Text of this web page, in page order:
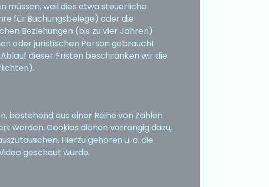
weil dies etwa steuerliche
für Buchungsbelege) oder die
Beziehungen (bis zu vier Jahren)
oder juristischen Person gebraucht
dieser Fristen beschränken wir die
bestehend aus einer Reihe von Zahlen
werden. Cookies dienen vorrangig dazu,
Hierzu gehören u. a. die
geschaut wurde.